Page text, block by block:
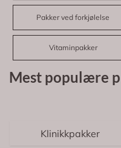
Pakker ved forkjølelse
Vitaminpakker
Mest populære
Klinikkpakker